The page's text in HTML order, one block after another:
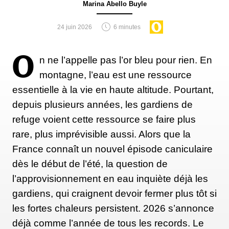
procédé écologique pour
pallier au manque de neige ?
Cette pratique est parfois considérée comme une
alternative souhaitable, ou « propre » grâce à des
dépenses énergétiques « peu élevées » et un impact
« très faible » sur le cycle de l’eau, comme
l’expliquait Samuel Morin, chercheur à Météo
France et directeur du Centre d'études de la neige à
l’AFP. En théorie, il suffit en effet de laisser la neige
sous sa couche protectrice et ne pas intervenir.
Enfin, en théorie seulement. Le domaine des Saisies
admeten effet avoir dû arroser la couche de pellets
en été pour limiter la fonte et avoir enregistré 20% à
40% de perte de volume. La neige a ensuite été
Marina Abello Buyle
24 juin 2026 6 minutes
O n ne l’appelle pas l’or bleu pour rien. En
montagne, l’eau est une ressource
essentielle à la vie en haute altitude. Pourtant,
depuis plusieurs années, les gardiens de
refuge voient cette ressource se faire plus
rare, plus imprévisible aussi. Alors que la
France connaît un nouvel épisode caniculaire
dès le début de l’été, la question de
l’approvisionnement en eau inquiète déjà les
gardiens, qui craignent devoir fermer plus tôt si
les fortes chaleurs persistent. 2026 s’annonce
déjà comme l’année de tous les records. Le